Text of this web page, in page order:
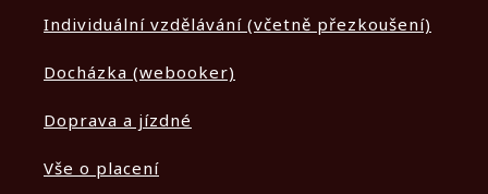
Individuální vzdělávání (včetně přezkoušení)
Docházka (webooker)
Doprava a jízdné
Vše o placení